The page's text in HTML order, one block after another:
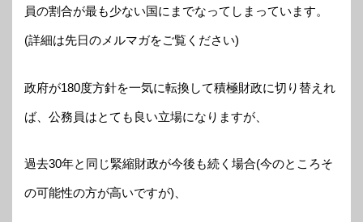
員の割合が最も少ない国にまでなってしまっています。
(詳細は先日のメルマガをご覧ください)
政府が180度方針を一気に転換して積極財政に切り替えれ
ば、公務員はとても良い立場になりますが、
過去30年と同じ緊縮財政が今後も続く場合(今のところそ
の可能性の方が高いですが)、